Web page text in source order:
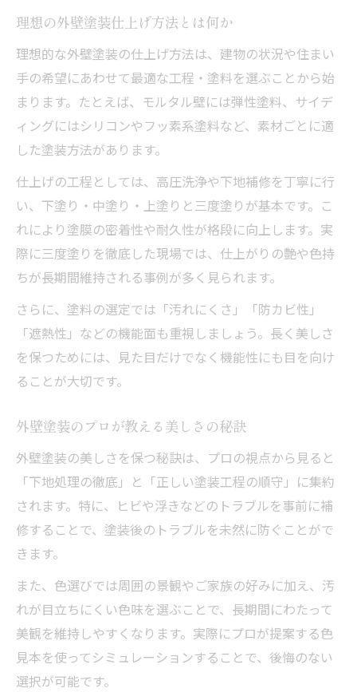
理想の外壁塗装仕上げ方法とは何か
理想的な外壁塗装の仕上げ方法は、建物の状況や住まい
手の希望にあわせて最適な工程・塗料を選ぶことから始
まります。たとえば、モルタル壁には弾性塗料、サイデ
ィングにはシリコンやフッ素系塗料など、素材ごとに適
した塗装方法があります。
仕上げの工程としては、高圧洗浄や下地補修を丁寧に行
い、下塗り・中塗り・上塗りと三度塗りが基本です。こ
れにより塗膜の密着性や耐久性が格段に向上します。実
際に三度塗りを徹底した現場では、仕上がりの艶や色持
ちが長期間維持される事例が多く見られます。
さらに、塗料の選定では「汚れにくさ」「防カビ性」
「遮熱性」などの機能面も重視しましょう。長く美しさ
を保つためには、見た目だけでなく機能性にも目を向け
ることが大切です。
外壁塗装のプロが教える美しさの秘訣
外壁塗装の美しさを保つ秘訣は、プロの視点から見ると
「下地処理の徹底」と「正しい塗装工程の順守」に集約
されます。特に、ヒビや浮きなどのトラブルを事前に補
修することで、塗装後のトラブルを未然に防ぐことがで
きます。
また、色選びでは周囲の景観やご家族の好みに加え、汚
れが目立ちにくい色味を選ぶことで、長期間にわたって
美観を維持しやすくなります。実際にプロが提案する色
見本を使ってシミュレーションすることで、後悔のない
選択が可能です。